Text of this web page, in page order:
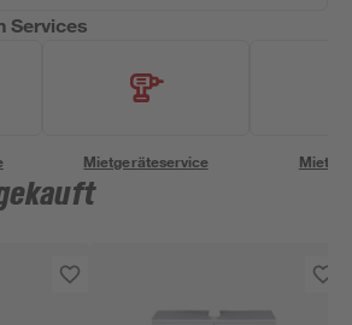
Services
Mietgeräteservice